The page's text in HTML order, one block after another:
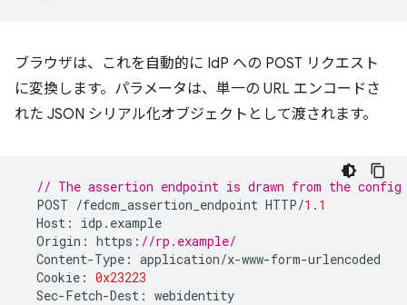
ブラウザは、これを自動的に IdP への POST リクエスト
に変換します。パラメータは、単一の URL エンコードさ
れた JSON シリアル化オブジェクトとして渡されます。
// The assertion endpoint is drawn from the
POST /fedcm_assertion_endpoint HTTP/1.1
Host : idp . example
Origin : https : //rp.example/
Content-Type : application/x-www-form-urlencoded
Cookie : 0x23223
Sec-Fetch-Dest : webidentity